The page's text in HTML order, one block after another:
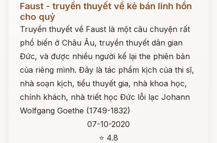
Faust - truyền thuyết về kẻ bán linh hồn
cho quỷ
Truyền thuyết về Faust là một câu chuyện rất
phổ biến ở Châu Âu, truyền thuyết dân gian
Đức, và được nhiều người kể lại the phiên bản
của riêng mình. Đây là tác phẩm kịch của thi sĩ,
nhà soạn kịch, tiểu thuyết gia, nhà khoa học,
chính khách, nhà triết học Đức lỗi lạc Johann
Wolfgang Goethe (1749-1832)
07-10-2020
⭐ 4.8